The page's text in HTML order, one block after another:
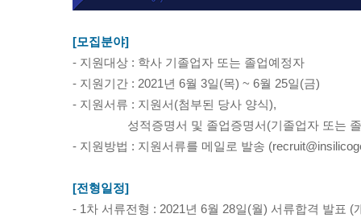
[모집분야]
- 지원대상 : 학사 기졸업자 또는 졸업예정자
- 지원기간 : 2021년 6월 3일(목) ~ 6월 25일(금)
- 지원서류 : 지원서(첨부된 당사 양식),
성적증명서 및 졸업증명서(기졸업자 또는 졸
- 지원방법 : 지원서류를 메일로 발송 (
[전형일정]
- 1차 서류전형 : 2021년 6월 28일(월) 서류합격 발표 (